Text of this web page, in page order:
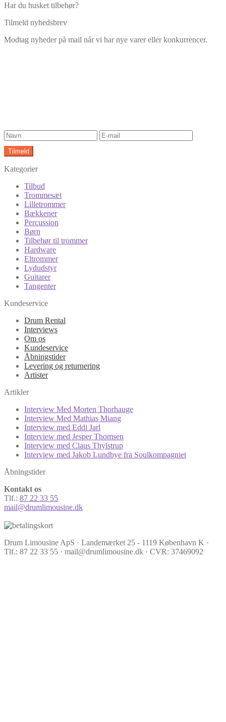
Har du husket tilbehør?
Tilmeld nyhedsbrev
Modtag nyheder på mail når vi har nye varer eller konkurrencer.
Kategorier
Tilbud
Trommesæt
Lilletrommer
Bækkener
Percussion
Børn
Tilbehør til trommer
Hardware
Eltrommer
Lydudstyr
Guitarer
Tangenter
Kundeservice
Drum Rental
Interviews
Om os
Kundeservice
Åbningstider
Levering og returnering
Artister
Artikler
Interview Med Morten Thorhauge
Interview Med Mathias Miang
Interview med Eddi Jarl
Interview med Jesper Thomsen
Interview med Claus Thylstrup
Interview med Jakob Lundbye fra Soulkompagniet
Åbningstider
Kontakt os
Tlf.: 87 22 33 55
mail@drumlimousine.dk
Drum Limousine ApS · Landemærket 25 - 1119 København K ·
Tlf.: 87 22 33 55 · mail@drumlimousine.dk · CVR: 37469092